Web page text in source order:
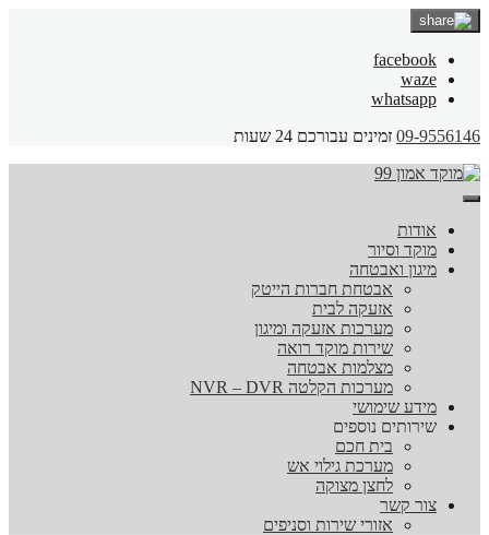
facebook
waze
whatsapp
09-9556146 זמינים עבורכם 24 שעות
אודות
מוקד וסיור
מיגון ואבטחה
אבטחת חברות הייטק
אזעקה לבית
מערכות אזעקה ומיגון
שירות מוקד רואה
מצלמות אבטחה
מערכות הקלטה NVR – DVR
מידע שימושי
שירותים נוספים
בית חכם
מערכת גילוי אש
לחצן מצוקה
צור קשר
אזורי שירות וסניפים